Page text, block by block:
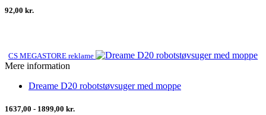
92,00 kr.
CS MEGASTORE reklame
Mere information
Dreame D20 robotstøvsuger med moppe
1637,00 - 1899,00 kr.